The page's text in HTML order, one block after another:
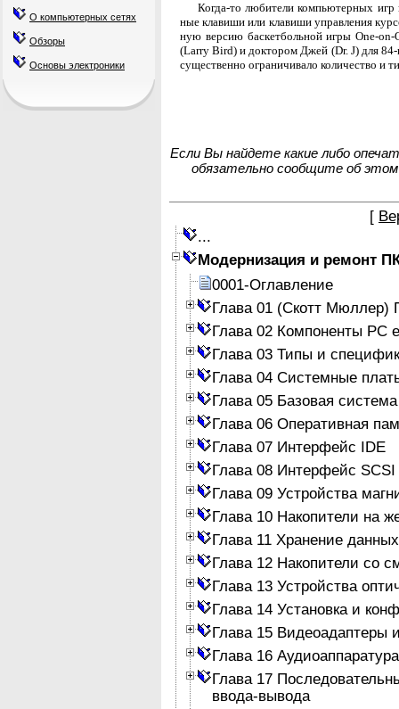
О компьютерных сетях
Обзоры
Основы электроники
Когда-то любители компьютерных игр
ные клавиши или клавиши управления
ную версию баскетбольной игры One-
(Larry Bird) и доктором Джей (Dr. J) для
существенно ограничивало количество и
Если Вы найдете какие либо
обязательно сообщите об
[
Модернизация и ремонт
0001-Оглавление
Глава 01 (Скотт Мюллер)
Глава 02 Компоненты PC
Глава 03 Типы и
Глава 04 Системные
Глава 05 Базовая
Глава 06 Оперативная
Глава 07 Интерфейс IDE
Глава 08 Интерфейс SCSI
Глава 09 Устройства
Глава 10 Накопители на
Глава 11 Хранение
Глава 12 Накопители со
Глава 13 Устройства
Глава 14 Установка и
Глава 15 Видеоадаптеры
Глава 16 Аудиоаппаратура
Глава 17
ввода-вывода